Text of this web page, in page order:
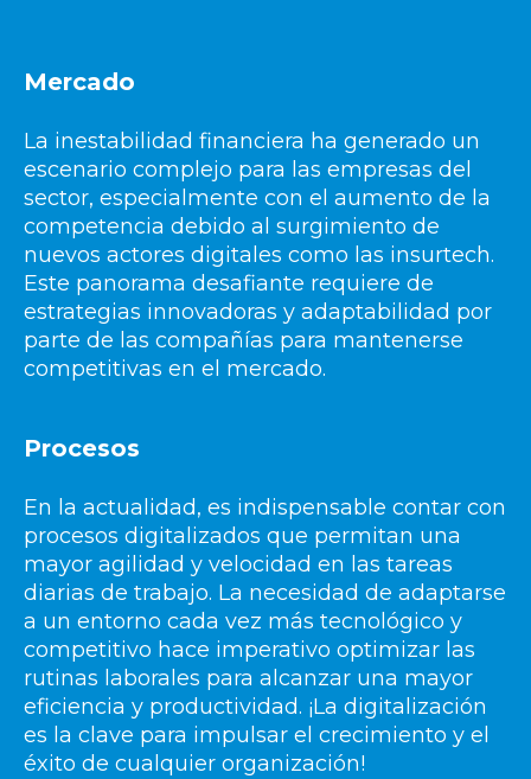
Mercado
La inestabilidad financiera ha generado un
escenario complejo para las empresas del
sector, especialmente con el aumento de la
competencia debido al surgimiento de
nuevos actores digitales como las insurtech.
Este panorama desafiante requiere de
estrategias innovadoras y adaptabilidad por
parte de las compañías para mantenerse
competitivas en el mercado.
Procesos
En la actualidad, es indispensable contar con
procesos digitalizados que permitan una
mayor agilidad y velocidad en las tareas
diarias de trabajo. La necesidad de adaptarse
a un entorno cada vez más tecnológico y
competitivo hace imperativo optimizar las
rutinas laborales para alcanzar una mayor
eficiencia y productividad. ¡La digitalización
es la clave para impulsar el crecimiento y el
éxito de cualquier organización!